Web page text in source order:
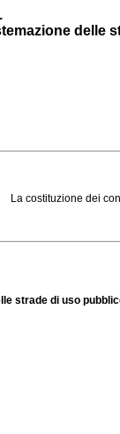
delle
La costituzione dei
strade di uso